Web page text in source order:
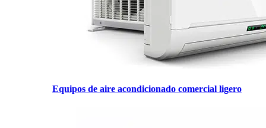
Equipos de aire acondicionado comercial ligero